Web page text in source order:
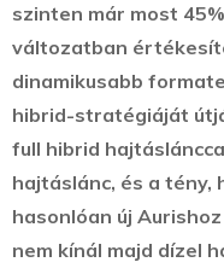
szinten már most
változatban
dinamikusabb
hibrid-stratégiáját
full hibrid
hajtáslánc, és a tény,
hasonlóan új
nem kínál majd dízel